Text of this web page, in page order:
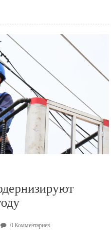
0 Комментариев